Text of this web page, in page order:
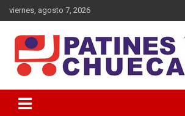
viernes, agosto 7, 2026
Patines y Chuecas